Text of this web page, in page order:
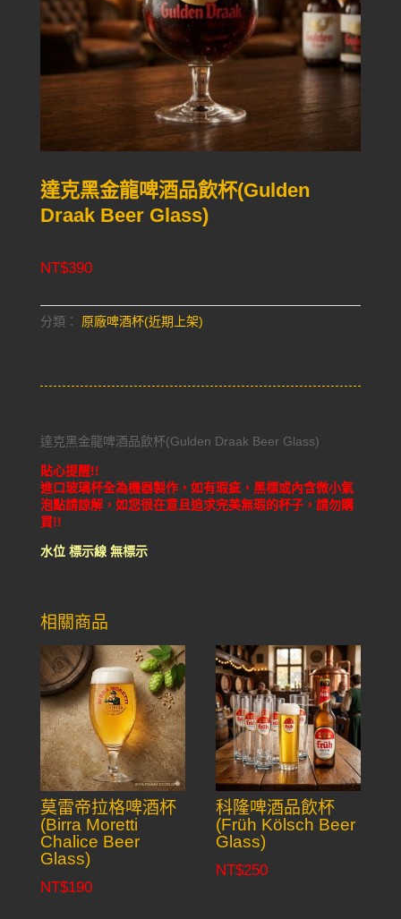
達克黑金龍啤酒品飲杯(Gulden
Draak Beer Glass)
NT$390
分類： 原廠啤酒杯(近期上架)
達克黑金龍啤酒品飲杯(Gulden Draak Beer Glass)
貼心提醒!!
進口玻璃杯全為機器製作，如有瑕疵，黑標或內含微小氣
泡點請諒解，如您很在意且追求完美無瑕的杯子，請勿購
買!!
水位 標示線 無標示
相關商品
莫雷帝拉格啤酒杯
(Birra Moretti
Chalice Beer
Glass)
NT$190
科隆啤酒品飲杯
(Früh Kölsch Beer
Glass)
NT$250